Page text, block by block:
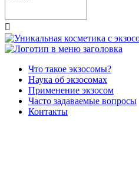

Что такое экзосомы?
Наука об экзосомах
Применение экзосом
Часто задаваемые вопросы
Контакты